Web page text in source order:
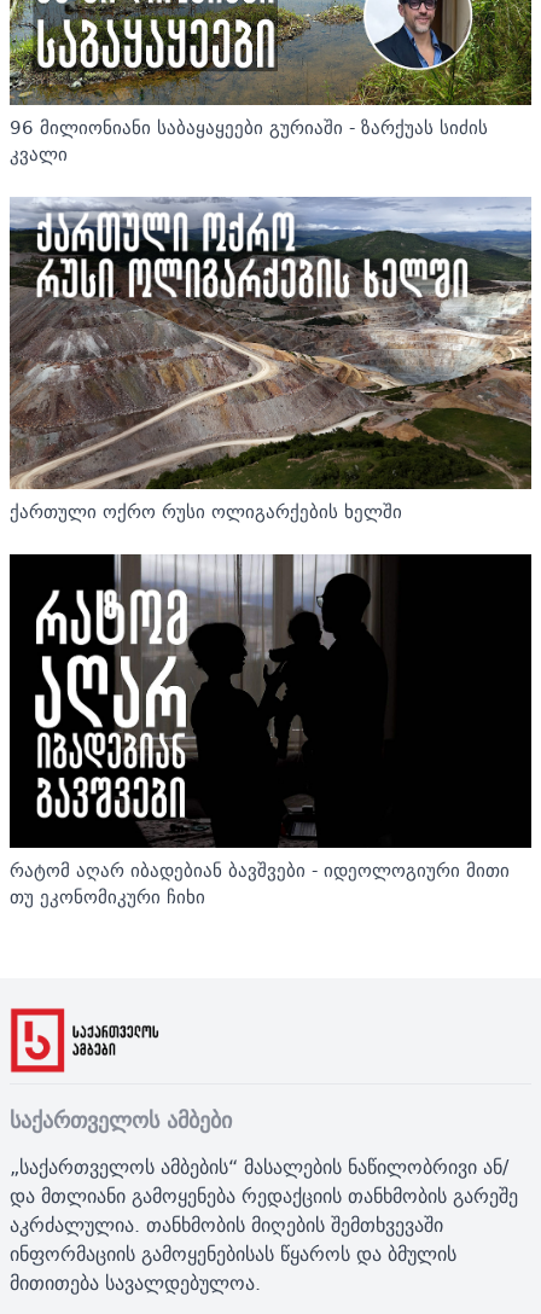
96 მილიონიანი საბაყაყეები გურიაში - ზარქუას სიძის
კვალი
ქართული ოქრო რუსი ოლიგარქების ხელში
რატომ აღარ იბადებიან ბავშვები - იდეოლოგიური მითი
თუ ეკონომიკური ჩიხი
საქართველოს ამბები
„საქართველოს ამბების“ მასალების ნაწილობრივი ან/
და მთლიანი გამოყენება რედაქციის თანხმობის გარეშე
აკრძალულია. თანხმობის მიღების შემთხვევაში
ინფორმაციის გამოყენებისას წყაროს და ბმულის
მითითება სავალდებულოა.